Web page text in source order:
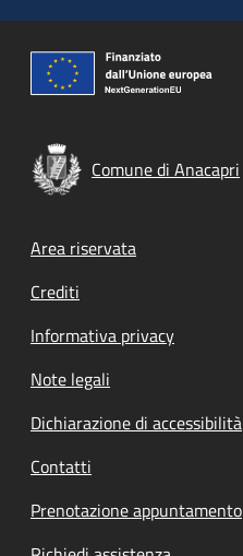
Comune di Anacapri
Footer menu
Area riservata
Crediti
Informativa privacy
Note legali
Dichiarazione di accessibilità
Contatti
Prenotazione appuntamento